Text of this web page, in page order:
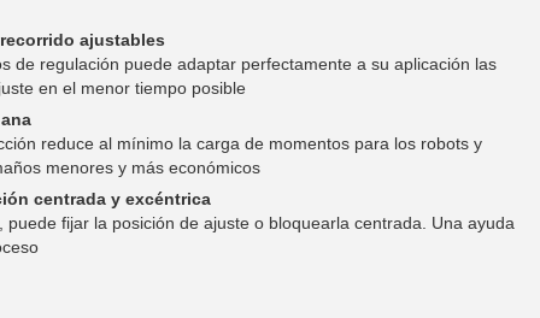
ajustables
de regulación puede adaptar perfectamente a su aplicación las
en el menor tiempo posible
reduce al mínimo la carga de momentos para los robots y
menores y más económicos
centrada y excéntrica
puede fijar la posición de ajuste o bloquearla centrada. Una ayuda